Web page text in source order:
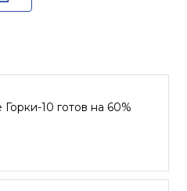
10 готов на 60%